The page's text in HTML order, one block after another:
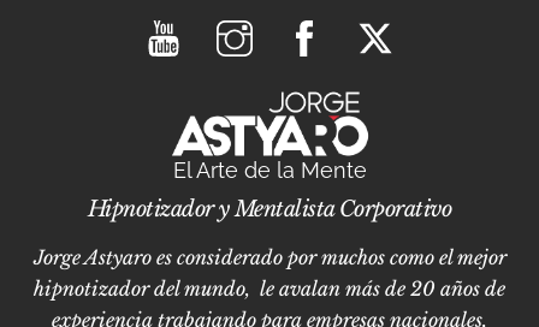
El Arte de la Mente
Hipnotizador y Mentalista Corporativo
Jorge Astyaro es considerado por muchos como el mejor
hipnotizador del mundo, le avalan más de 20 años de
experiencia trabajando para empresas nacionales,